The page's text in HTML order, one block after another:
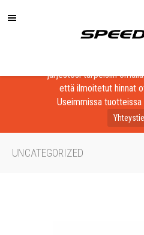
Löydä laadukkaat
järjestösi tarpeisiin
että ilmoitetut hinnat
Useimmissa tuotteissa
UNCATEGORIZED